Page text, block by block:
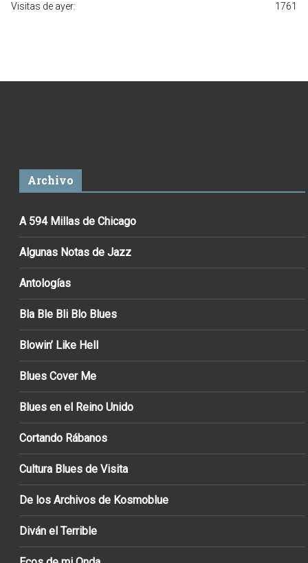
1761
Visitas de ayer:
Archivo
A 594 Millas de Chicago
Algunas Notas de Jazz
Antologías
Bla Ble Bli Blo Blues
Blowin’ Like Hell
Blues Cover Me
Blues en el Reino Unido
Cortando Rábanos
Cultura Blues de Visita
De los Archivos de Kosmoblue
Diván el Terrible